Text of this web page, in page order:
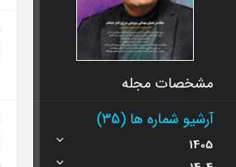
مشخصات مجله
آرشیو شماره ها (35)
1405